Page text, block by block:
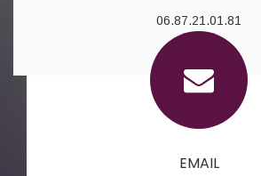
06.87.21.01.81
EMAIL